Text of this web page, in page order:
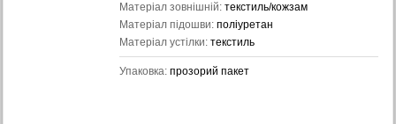
Матеріал зовнішній: текстиль/кожзам
Матеріал підошви: поліуретан
Матеріал устілки: текстиль
Упаковка: прозорий пакет